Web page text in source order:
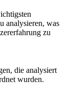
analysieren, was
zu
die analysiert
wurden.